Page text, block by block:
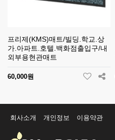
프리제(KMS)매트/빌딩.학교.상
가.아파트.호텔.백화점출입구/내
외부용현관매트
60,000원
회사소개 개인정보 이용약관